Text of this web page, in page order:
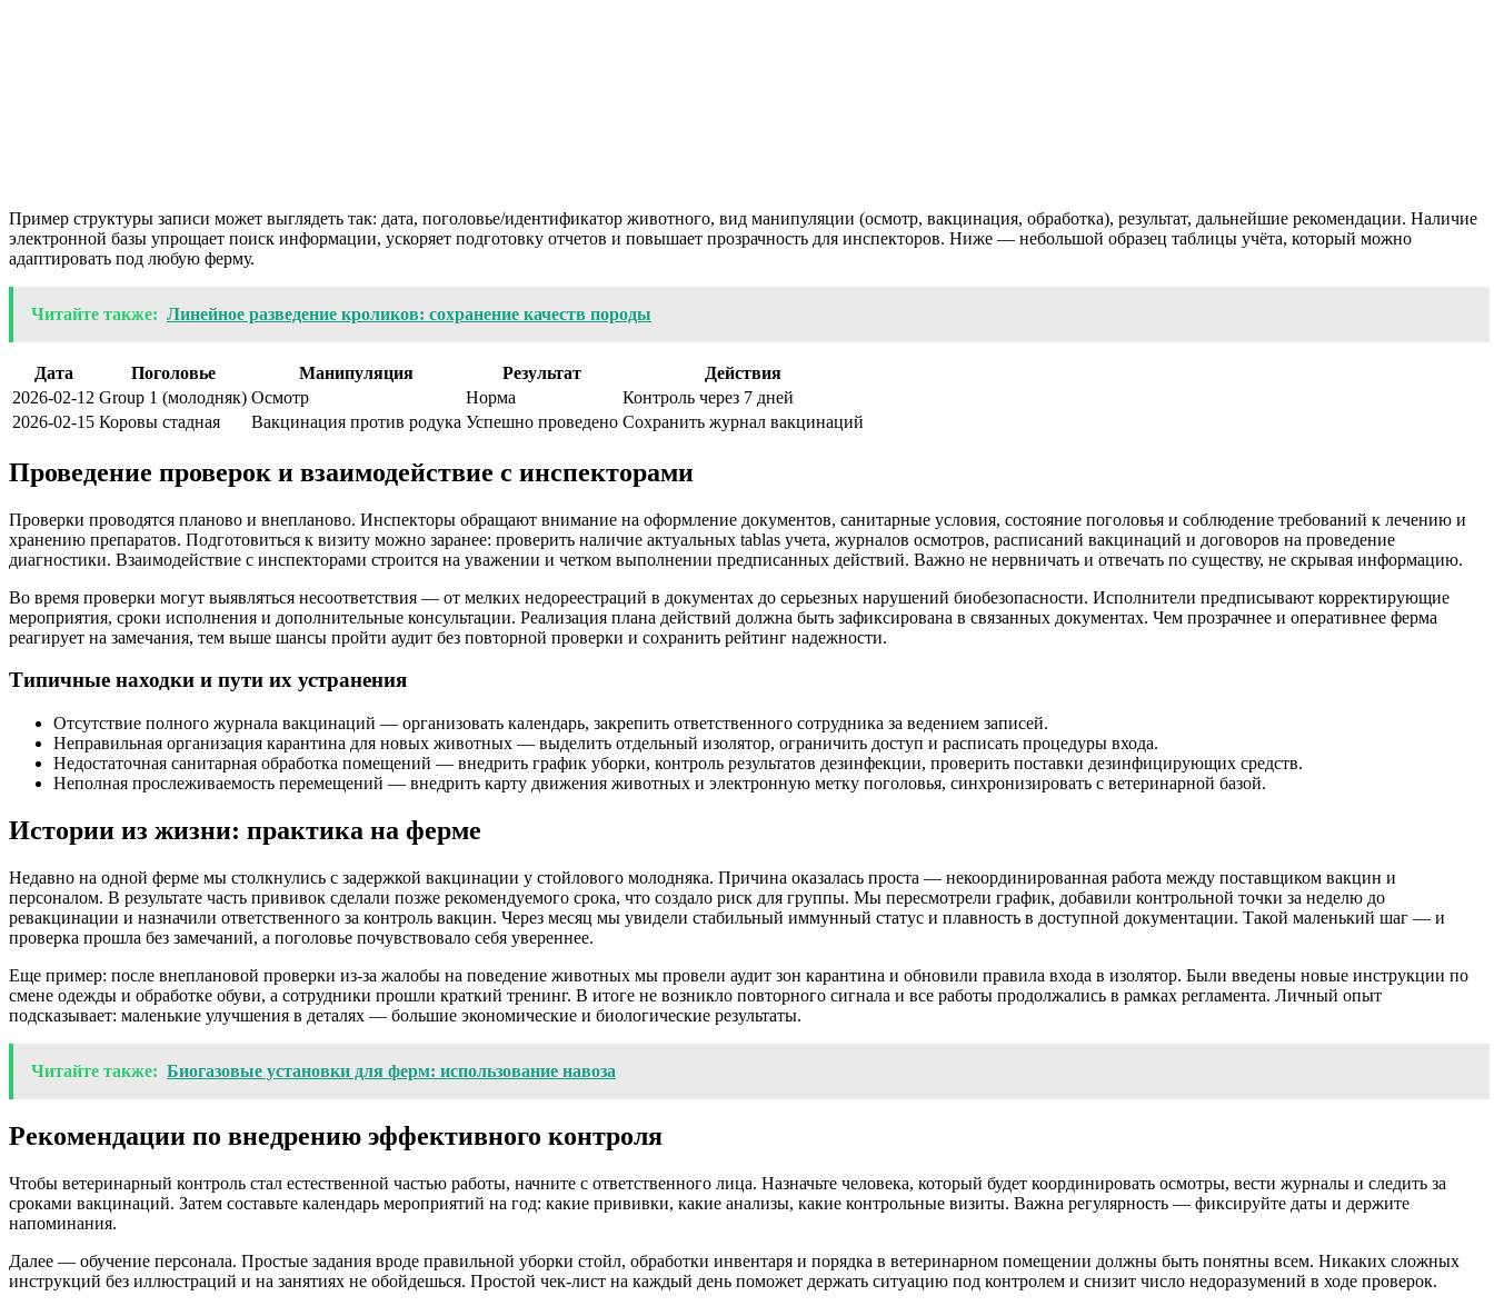
Пример структуры записи может выглядеть так: дата, поголовье/идентификатор животного, вид манипуляции (осмотр, вакцинация, обработка), результат, дальнейшие рекомендации. Наличие
электронной базы упрощает поиск информации, ускоряет подготовку отчетов и повышает прозрачность для инспекторов. Ниже — небольшой образец таблицы учёта, который можно
адаптировать под любую ферму.
Читайте также: Линейное разведение кроликов: сохранение качеств породы
Дата Поголовье Манипуляция Результат
Действия
2026-02-12 Group 1 (молодняк) Осмотр Норма
Контроль через 7 дней
2026-02-15 Коровы стадная Вакцинация против родука Успешно проведено Сохранить журнал вакцинаций
Проведение проверок и взаимодействие с инспекторами
Проверки проводятся планово и внепланово. Инспекторы обращают внимание на оформление документов, санитарные условия, состояние поголовья и соблюдение требований к лечению и
хранению препаратов. Подготовиться к визиту можно заранее: проверить наличие актуальных tablas учета, журналов осмотров, расписаний вакцинаций и договоров на проведение
диагностики. Взаимодействие с инспекторами строится на уважении и четком выполнении предписанных действий. Важно не нервничать и отвечать по существу, не скрывая информацию.
Во время проверки могут выявляться несоответствия — от мелких недореестраций в документах до серьезных нарушений биобезопасности. Исполнители предписывают корректирующие
мероприятия, сроки исполнения и дополнительные консультации. Реализация плана действий должна быть зафиксирована в связанных документах. Чем прозрачнее и оперативнее ферма
реагирует на замечания, тем выше шансы пройти аудит без повторной проверки и сохранить рейтинг надежности.
Типичные находки и пути их устранения
Отсутствие полного журнала вакцинаций — организовать календарь, закрепить ответственного сотрудника за ведением записей.
Неправильная организация карантина для новых животных — выделить отдельный изолятор, ограничить доступ и расписать процедуры входа.
Недостаточная санитарная обработка помещений — внедрить график уборки, контроль результатов дезинфекции, проверить поставки дезинфицирующих средств.
Неполная прослеживаемость перемещений — внедрить карту движения животных и электронную метку поголовья, синхронизировать с ветеринарной базой.
Истории из жизни: практика на ферме
Недавно на одной ферме мы столкнулись с задержкой вакцинации у стойлового молодняка. Причина оказалась проста — некоординированная работа между поставщиком вакцин и
персоналом. В результате часть прививок сделали позже рекомендуемого срока, что создало риск для группы. Мы пересмотрели график, добавили контрольной точки за неделю до
ревакцинации и назначили ответственного за контроль вакцин. Через месяц мы увидели стабильный иммунный статус и плавность в доступной документации. Такой маленький шаг — и
проверка прошла без замечаний, а поголовье почувствовало себя увереннее.
Еще пример: после внеплановой проверки из-за жалобы на поведение животных мы провели аудит зон карантина и обновили правила входа в изолятор. Были введены новые инструкции по
смене одежды и обработке обуви, а сотрудники прошли краткий тренинг. В итоге не возникло повторного сигнала и все работы продолжались в рамках регламента. Личный опыт
подсказывает: маленькие улучшения в деталях — большие экономические и биологические результаты.
Читайте также: Биогазовые установки для ферм: использование навоза
Рекомендации по внедрению эффективного контроля
Чтобы ветеринарный контроль стал естественной частью работы, начните с ответственного лица. Назначьте человека, который будет координировать осмотры, вести журналы и следить за
сроками вакцинаций. Затем составьте календарь мероприятий на год: какие прививки, какие анализы, какие контрольные визиты. Важна регулярность — фиксируйте даты и держите
напоминания.
Далее — обучение персонала. Простые задания вроде правильной уборки стойл, обработки инвентаря и порядка в ветеринарном помещении должны быть понятны всем. Никаких сложных
инструкций без иллюстраций и на занятиях не обойдешься. Простой чек-лист на каждый день поможет держать ситуацию под контролем и снизит число недоразумений в ходе проверок.